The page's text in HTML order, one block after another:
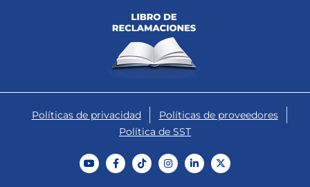
Políticas de privacidad
Políticas de proveedores
Política de SST
Y
o
u
F
a
c
T
i
k
I
n
s
L
i
n
X
-
t